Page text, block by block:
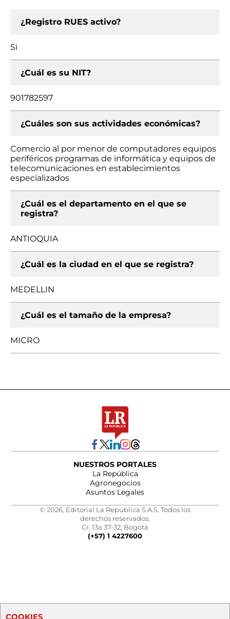
¿Registro RUES activo?
Si
¿Cuál es su NIT?
901782597
¿Cuáles son sus actividades económicas?
Comercio al por menor de computadores equipos
periféricos programas de informática y equipos de
telecomunicaciones en establecimientos
especializados
¿Cuál es el departamento en el que se
registra?
ANTIOQUIA
¿Cuál es la ciudad en el que se registra?
MEDELLIN
¿Cuál es el tamaño de la empresa?
MICRO
NUESTROS PORTALES
La República
Agronegocios
Asuntos Legales
© 2026, Editorial La República S.A.S. Todos los
derechos reservados.
Cr. 13a 37-32, Bogotá
(+57) 1 4227600
COOKIES